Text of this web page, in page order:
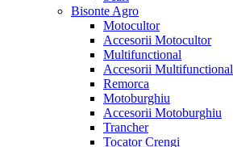
Bisonte Agro
Motocultor
Accesorii Motocultor
Multifunctional
Accesorii Multifunctional
Remorca
Motoburghiu
Accesorii Motoburghiu
Trancher
Tocator Crengi